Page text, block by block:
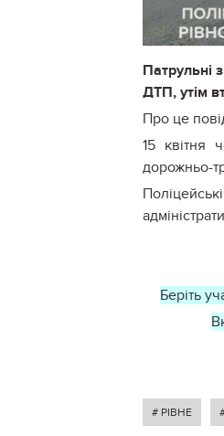
Патрульні
ДТП, утім
Про це
15 квітня
дорожньо-
Беріть
# РІВНЕ